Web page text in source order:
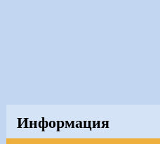
Информация